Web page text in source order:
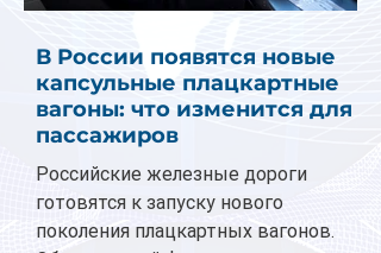
В России появятся новые
капсульные плацкартные
вагоны: что изменится для
пассажиров
Российские железные дороги
готовятся к запуску нового
поколения плацкартных вагонов.